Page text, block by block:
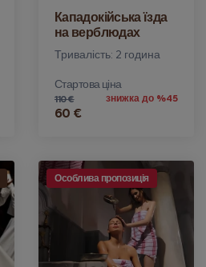
Кападокійська їзда
на верблюдах
Тривалість: 2 година
Стартова ціна
110 €
60 €
знижка до %45
Особлива пропозиція